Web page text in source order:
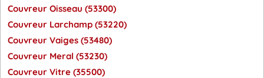
Couvreur Oisseau (53300)
Couvreur Larchamp (53220)
Couvreur Vaiges (53480)
Couvreur Meral (53230)
Couvreur Vitre (35500)